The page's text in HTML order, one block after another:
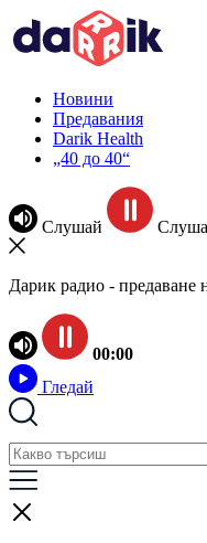
Новини
Предавания
Darik Health
„40 до 40“
Слушай
Дарик радио - предаване
00:00
Гледай